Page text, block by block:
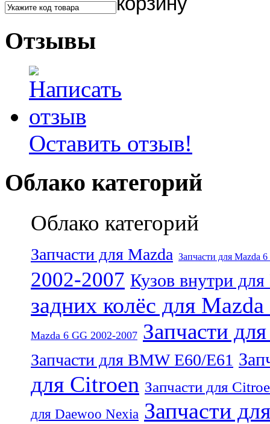
Отзывы
Оставить отзыв!
Облако категорий
Облако категорий
Запчасти для Mazda Запчасти для Mazda
2002-2007 Кузов внутри
задних колёс для
Mazda 6 GG 2002-2007 Запчасти
Запчасти для BMW E60/E61
для Citroen Запчасти для
для Daewoo Nexia Запчасти